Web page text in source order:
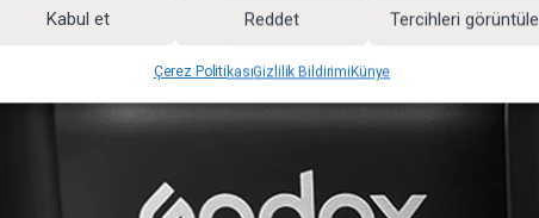
Kabul et Reddet Tercihleri görüntüle
Çerez PolitikasıGizlilik BildirimiKünye